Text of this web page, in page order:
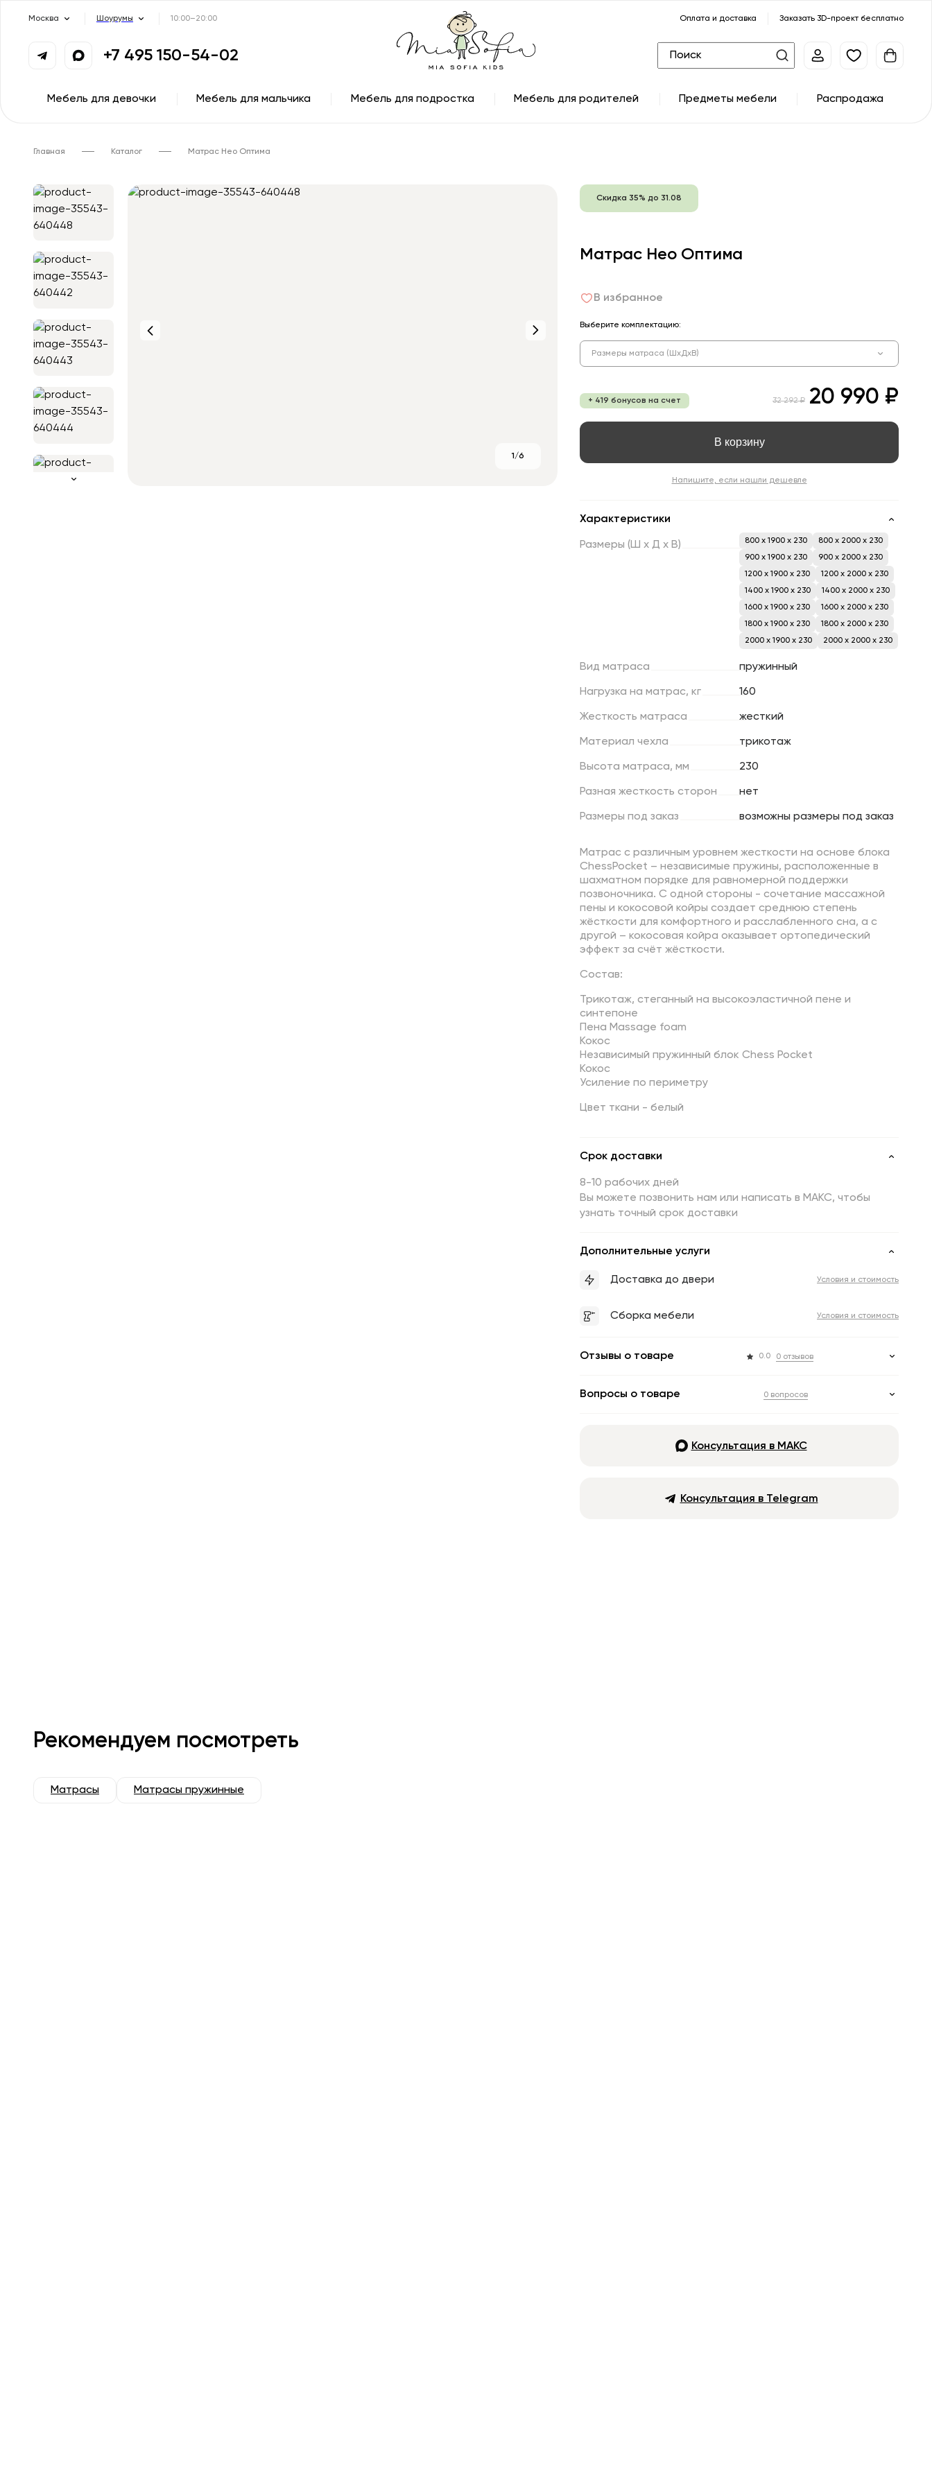
Москва Шоурумы 10:00–20:00 Оплата и доставка Заказать 3D-проект бесплатно
+7 495 150-54-02
Мебель для девочки Мебель для мальчика Мебель для подростка Мебель для родителей Предметы мебели Распродажа
Главная Каталог Матрас Нео Оптима
1/6
Скидка 35% до 31.08
Матрас Нео Оптима
В избранное
Выберите комплектацию:
Размеры матраса (ШхДхВ)
+ 419 бонусов на счет 32 292 ₽ 20 990 ₽
В корзину
Напишите, если нашли дешевле
Характеристики
Размеры (Ш х Д х В) 800 x 1900 x 230
800 x 2000 x 230
900 x 1900 x 230
900 x 2000 x 230
1200 x 1900 x 230
1200 x 2000 x 230
1400 x 1900 x 230
1400 x 2000 x 230
1600 x 1900 x 230
1600 x 2000 x 230
1800 x 1900 x 230
1800 x 2000 x 230
2000 x 1900 x 230
2000 x 2000 x 230
Вид матраса пружинный
Нагрузка на матрас, кг 160
Жесткость матраса жесткий
Материал чехла трикотаж
Высота матраса, мм 230
Разная жесткость сторон нет
Размеры под заказ возможны размеры под заказ
Матрас с различным уровнем жесткости на основе блока
ChessPocket – независимые пружины, расположенные в
шахматном порядке для равномерной поддержки
позвоночника. С одной стороны - сочетание массажной
пены и кокосовой койры создает среднюю степень
жёсткости для комфортного и расслабленного сна, а с
другой – кокосовая койра оказывает ортопедический
эффект за счёт жёсткости.
Состав:
Трикотаж, стеганный на высокоэластичной пене и
синтепоне
Пена Massage foam
Кокос
Независимый пружинный блок Chess Pocket
Кокос
Усиление по периметру
Цвет ткани - белый
Срок доставки
8-10 рабочих дней
Вы можете позвонить нам или написать в МАКС, чтобы
узнать точный срок доставки
Дополнительные услуги
Доставка до двери Условия и стоимость
Сборка мебели Условия и стоимость
Отзывы о товаре 0.0 0 отзывов
Вопросы о товаре 0 вопросов
Консультация в МАКС
Консультация в Telegram
Рекомендуем посмотреть
Матрасы Матрасы пружинные